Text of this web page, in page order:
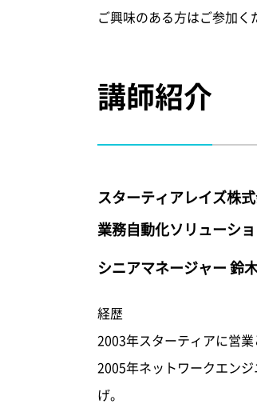
ご興味のある方はご参加く
講師紹介
スターティアレイズ株
業務自動化ソリューシ
シニアマネージャー 鈴
経歴
2003年スターティアに営業
2005年ネットワークエン
げ。